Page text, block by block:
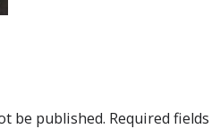
be published. Required fields